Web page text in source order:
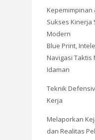
Kepemimpinan
Sukses Kinerja
Modern
Blue Print,
Navigasi Taktis
Idaman
Teknik
Kerja
Melaporkan
dan Realitas